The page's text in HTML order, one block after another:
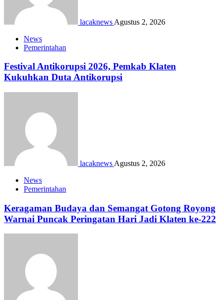
lacaknews Agustus 2, 2026
News
Pemerintahan
Festival Antikorupsi 2026, Pemkab Klaten
Kukuhkan Duta Antikorupsi
lacaknews Agustus 2, 2026
News
Pemerintahan
Keragaman Budaya dan Semangat Gotong Royong
Warnai Puncak Peringatan Hari Jadi Klaten ke-222